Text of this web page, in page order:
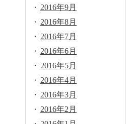
2016年9月
2016年8月
2016年7月
2016年6月
2016年5月
2016年4月
2016年3月
2016年2月